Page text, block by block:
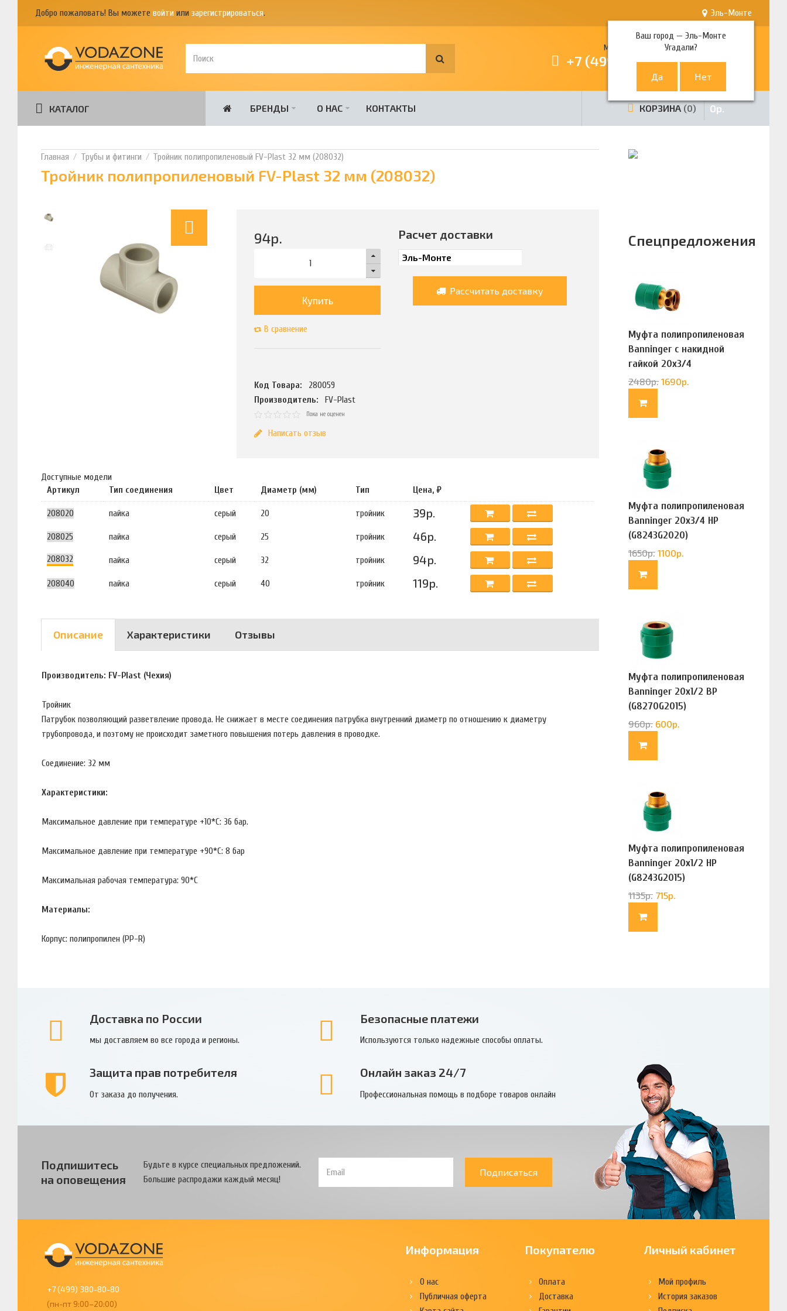
Добро пожаловать! Вы можете войти или зарегистрироваться. Эль-Монте
Ваш город —Эль-Монте
Угадали?
Многоканальный телефон
+7 (499) 380-80-80
КАТАЛОГ БРЕНДЫ О НАС КОНТАКТЫ КОРЗИНА 0 0р.
Трубы и фитинги Тройник полипропиленовый FV-Plast 32 мм (208032)
Тройник полипропиленовый FV-Plast 32 мм (208032)
94р.
Купить
В сравнение
Код Товара:
280059
Производитель:
FV-Plast
Пока не оценен
Написать отзыв
Расчет доставки
Рассчитать доставку
Доступные модели
Артикул
Тип соединения Цвет Диаметр (мм) Тип Цена, ₽
208020 пайка серый 20 тройник 39р.
208025 пайка серый 25 тройник 46р.
208032 пайка серый 32 тройник 94р.
208040 пайка серый 40 тройник 119р.
Описание Характеристики Отзывы
Производитель: FV-Plast (Чехия)
Тройник
Патрубок позволяющий разветвление провода. Не снижает в месте соединения патрубка внутренний диаметр по отношению к диаметру
трубопровода, и поэтому не происходит заметного повышения потерь давления в проводке.
Соединение: 32 мм
Характеристики:
Максимальное давление при температуре +10*С: 36 бар.
Максимальное давление при температуре +90*С: 8 бар
Максимальная рабочая температура: 90*С
Материалы:
Корпус: полипропилен (PP-R)
Спецпредложения
Муфта полипропиленовая
Banninger с накидной
гайкой 20х3/4
(G83322020)
2480р. 1690р.
Муфта полипропиленовая
Banninger 20х3/4 НР
(G8243G2020)
1650р. 1100р.
Муфта полипропиленовая
Banninger 20х1/2 ВР
(G8270G2015)
960р. 600р.
Муфта полипропиленовая
Banninger 20х1/2 НР
(G8243G2015)
1135р. 715р.
Доставка по России
мы доставляем во все города и регионы.
Безопасные платежи
Используются только надежные способы оплаты.
Защита прав потребителя
От заказа до получения.
Онлайн заказ 24/7
Профессиональная помощь в подборе товаров онлайн
Подпишитесь
на оповещения
Будьте в курсе специальных предложений.
Большие распродажи каждый месяц!
Подписаться
+7 (499) 380-80-80
(пн-пт 9:00–20:00)
Информация
О нас
Публичная оферта
Покупателю
Оплата
Доставка
Личный кабинет
Мой профиль
История заказов